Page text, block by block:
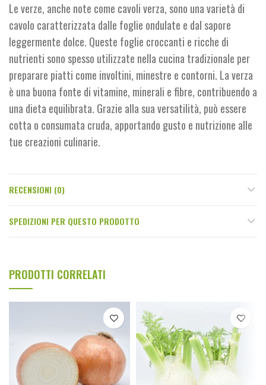
Le verze, anche note come cavoli verza, sono una varietà di
cavolo caratterizzata dalle foglie ondulate e dal sapore
leggermente dolce. Queste foglie croccanti e ricche di
nutrienti sono spesso utilizzate nella cucina tradizionale per
preparare piatti come involtini, minestre e contorni. La verza
è una buona fonte di vitamine, minerali e fibre, contribuendo a
una dieta equilibrata. Grazie alla sua versatilità, può essere
cotta o consumata cruda, apportando gusto e nutrizione alle
tue creazioni culinarie.
RECENSIONI (0)
SPEDIZIONI PER QUESTO PRODOTTO
PRODOTTI CORRELATI